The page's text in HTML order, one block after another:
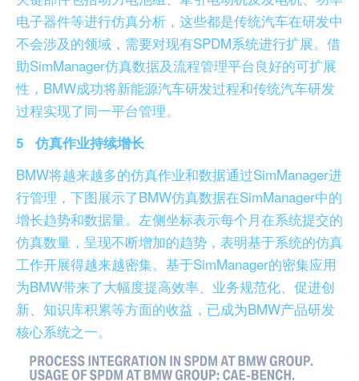
电子器件等进行仿真分析，这些都是传统汽车在研发中
不会涉及的领域，需要对现有SPDM系统进行扩展。借
助SimManager仿真数据及流程管理平台良好的可扩展
性，BMW成功将新能源汽车研发过程和传统汽车研发
过程实现了同一平台管理。
5 仿真作业持续增长
BMW将越来越多的仿真作业和数据通过SimManager进
行管理，下图展示了BMW仿真数据在SimManager中的
增长趋势和数据量。左侧坐标表示每个月在系统提交的
仿真数量，呈现不断增加的趋势，表明基于系统的仿真
工作开展得越来越密集。基于SimManager的密集应用
为BMW带来了大幅度提高效率、业务规范化、促进创
新、知识库积累等方面的收益，已成为BMW产品研发
核心系统之一。